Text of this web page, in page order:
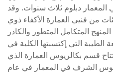
فنيي المعمار دبلوم ثلاث سنوات. وقد
من فنيي العمارة الأكفاء ذوي
المتكامل المتطور والكادر
التي إكتسبتها الكلية في
قسم بكالريوس العمارة الذي
الشرف في المعمار في عام